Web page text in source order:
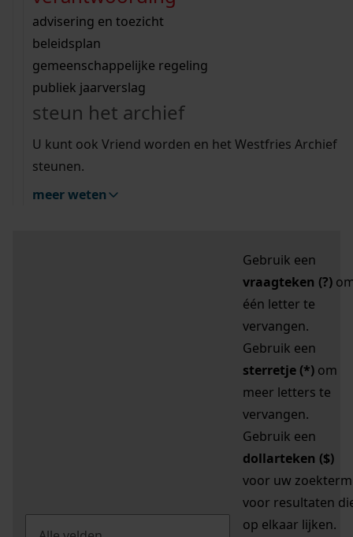
bouwvergunningen
omgevingsvergunningen
vergunningen
beeld en geluid
uitleg nodig?
Wij helpen u op weg met een aantal zoektips.
bekijk alle zoektips
Wij helpen u op weg met een aantal zoektips.
bekijk alle zoektips
bekijk ons geschiedenislokaal
advisering en toezicht
beleidsplan
gemeenschappelijke regeling
publiek jaarverslag
steun het archief
U kunt ook Vriend worden en het Westfries Archief
steunen.
meer weten
zoektips
Mijn Studiezaal (inloggen)
uw zoekopdracht te
Gebruik een
vraagteken (?)
één letter te
vervangen.
Gebruik een
sterretje (*) om
meer letters te
vervangen.
Gebruik een
dollarteken ($)
voor uw zoekterm
voor resultaten
op elkaar lijken.